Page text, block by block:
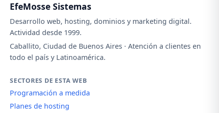
EfeMosse Sistemas
Desarrollo web, hosting, dominios y marketing digital.
Actividad desde 1999.
Caballito, Ciudad de Buenos Aires · Atención a clientes en
todo el país y Latinoamérica.
SECTORES DE ESTA WEB
Programación a medida
Planes de hosting